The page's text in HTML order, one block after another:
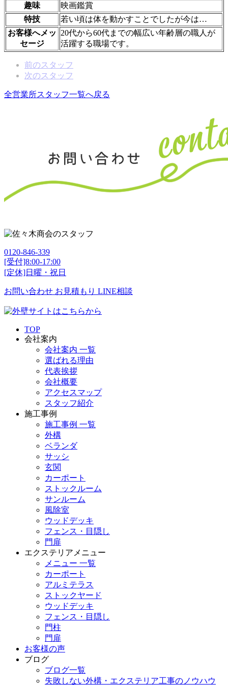
趣味
映画鑑賞
特技
若い頃は体を動かすことでしたが今は…
お客様へメッ
セージ
20代から60代までの幅広い年齢層の職人が
活躍する職場です。
前のスタッフ
次のスタッフ
全営業所スタッフ一覧へ戻る
0120-846-339
[受付]8:00-17:00
[定休]日曜・祝日
お問い合わせ お見積もり LINE相談
TOP
会社案内
会社案内 一覧
選ばれる理由
代表挨拶
会社概要
アクセスマップ
スタッフ紹介
施工事例
施工事例 一覧
外構
ベランダ
サッシ
玄関
カーポート
ストックルーム
サンルーム
風除室
ウッドデッキ
フェンス・目隠し
門扉
エクステリアメニュー
メニュー 一覧
カーポート
アルミテラス
ストックヤード
ウッドデッキ
フェンス・目隠し
門柱
門扉
お客様の声
ブログ
ブログ一覧
失敗しない外構・エクステリア工事のノウハウ